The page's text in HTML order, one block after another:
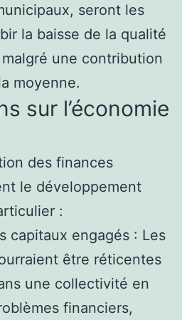
seront les
la baisse de la qualité
une contribution
moyenne.
sur l’économie
des finances
le développement
:
capitaux engagés : Les
être réticentes
une collectivité en
financiers,